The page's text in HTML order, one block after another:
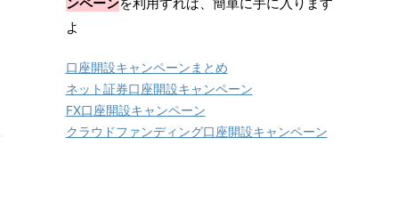
よ
口座開設キャンペーンまとめ
ネット証券口座開設キャンペーン
FX口座開設キャンペーン
クラウドファンディング口座開設キャンペーン